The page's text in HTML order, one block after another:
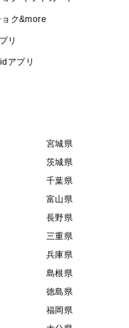
ク&more
リ
アプリ
宮城県
茨城県
千葉県
富山県
長野県
三重県
兵庫県
島根県
徳島県
福岡県